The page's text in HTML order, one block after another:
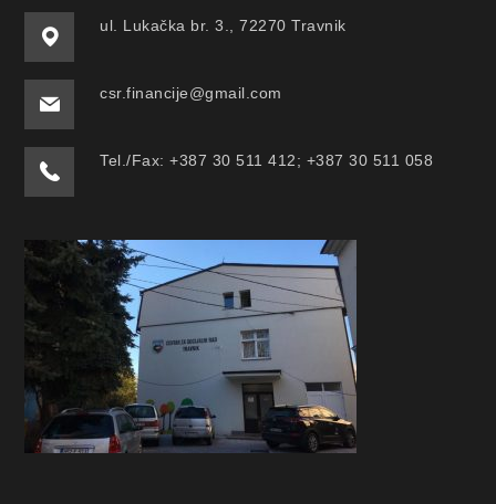
ul. Lukačka br. 3., 72270 Travnik
csr.financije@gmail.com
Tel./Fax: +387 30 511 412; +387 30 511 058